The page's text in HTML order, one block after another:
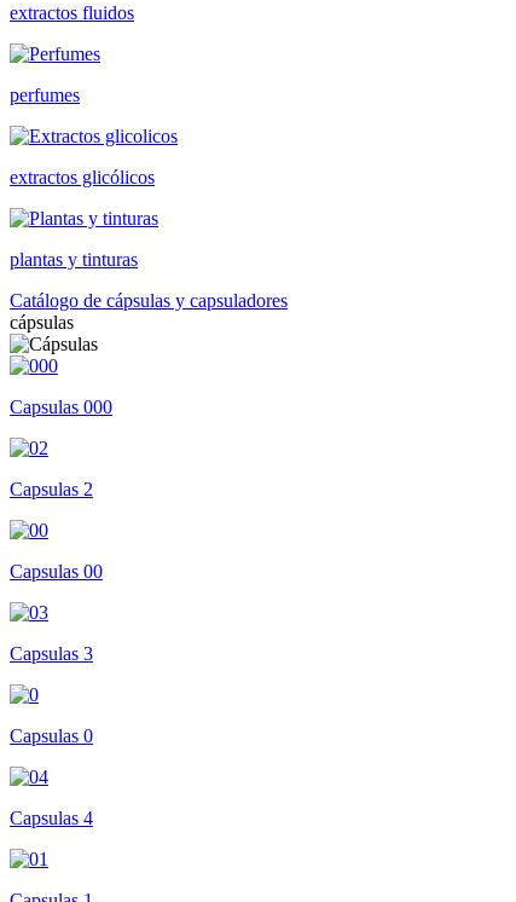
extractos fluidos
perfumes
extractos glicólicos
plantas y tinturas
Catálogo de cápsulas y capsuladores
cápsulas
Capsulas 000
Capsulas 2
Capsulas 00
Capsulas 3
Capsulas 0
Capsulas 4